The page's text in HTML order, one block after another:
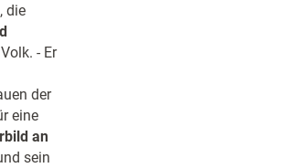
die
- Er
der
eine
an
sein